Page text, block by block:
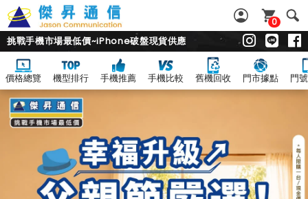
0
挑戰手機市場最低價~iPhone破盤現貨供應
價格總覽 機型排行 手機推薦 手機比較 舊機回收 門市據點 門